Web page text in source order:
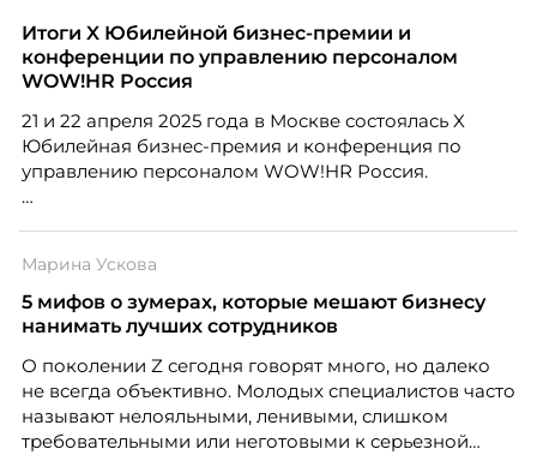
Итоги X Юбилейной бизнес-премии и
конференции по управлению персоналом
WOW!HR Россия
21 и 22 апреля 2025 года в Москве состоялась X
Юбилейная бизнес-премия и конференция по
управлению персоналом WOW!HR Россия.
номинантов и гостей мероприятия.
Марина Ускова
5 мифов о зумерах, которые мешают бизнесу
нанимать лучших сотрудников
О поколении Z сегодня говорят много, но далеко
не всегда объективно. Молодых специалистов часто
называют нелояльными, ленивыми, слишком
требовательными или неготовыми к серьезной